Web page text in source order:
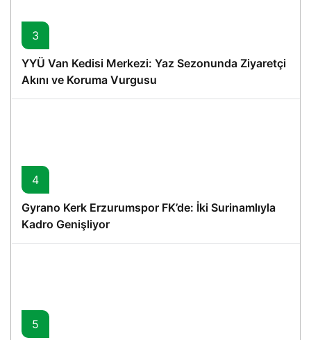
3
YYÜ Van Kedisi Merkezi: Yaz Sezonunda Ziyaretçi
Akını ve Koruma Vurgusu
4
Gyrano Kerk Erzurumspor FK’de: İki Surinamlıyla
Kadro Genişliyor
5